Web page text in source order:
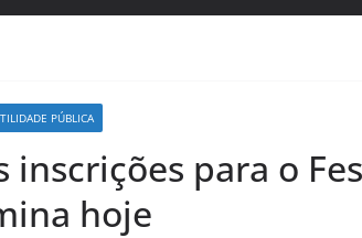
PÚBLICA
inscrições para o
hoje